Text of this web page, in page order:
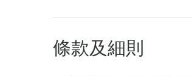
條款及細則